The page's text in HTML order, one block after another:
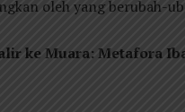
oleh yang berubah-
ke Muara: Metafora